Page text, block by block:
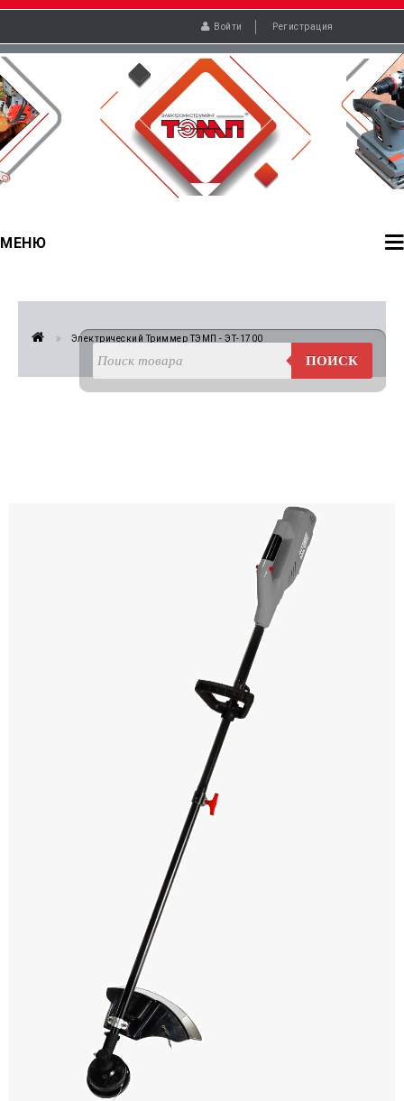
Войти Регистрация
МЕНЮ
Электрический Триммер ТЭМП - ЭТ-1700
ПОИСК